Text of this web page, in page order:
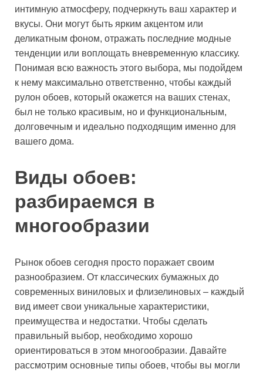
интимную атмосферу, подчеркнуть ваш характер и
вкусы. Они могут быть ярким акцентом или
деликатным фоном, отражать последние модные
тенденции или воплощать вневременную классику.
Понимая всю важность этого выбора, мы подойдем
к нему максимально ответственно, чтобы каждый
рулон обоев, который окажется на ваших стенах,
был не только красивым, но и функциональным,
долговечным и идеально подходящим именно для
вашего дома.
Виды обоев:
разбираемся в
многообразии
Рынок обоев сегодня просто поражает своим
разнообразием. От классических бумажных до
современных виниловых и флизелиновых – каждый
вид имеет свои уникальные характеристики,
преимущества и недостатки. Чтобы сделать
правильный выбор, необходимо хорошо
ориентироваться в этом многообразии. Давайте
рассмотрим основные типы обоев, чтобы вы могли